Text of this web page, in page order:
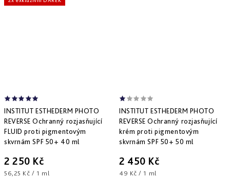
INSTITUT ESTHEDERM PHOTO
REVERSE Ochranný rozjasňující
FLUID proti pigmentovým
skvrnám SPF 50+ 40 ml
2 250 Kč
Měrná
56,25 Kč / 1 ml
INSTITUT ESTHEDERM PHOTO
REVERSE Ochranný rozjasňující
krém proti pigmentovým
skvrnám SPF 50+ 50 ml
2 450 Kč
Měrná
49 Kč / 1 ml